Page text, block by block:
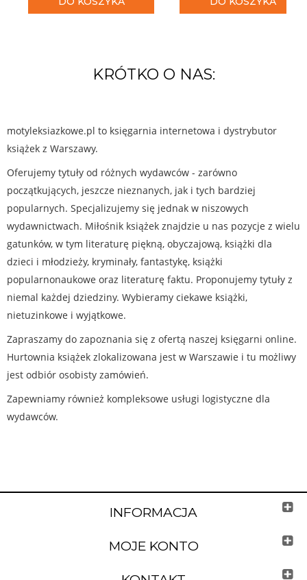
KRÓTKO O NAS:
motyleksiazkowe.pl to księgarnia internetowa i dystrybutor
książek z Warszawy.
Oferujemy tytuły od różnych wydawców - zarówno
początkujących, jeszcze nieznanych, jak i tych bardziej
popularnych. Specjalizujemy się jednak w niszowych
wydawnictwach. Miłośnik książek znajdzie u nas pozycje z wielu
gatunków, w tym literaturę piękną, obyczajową, książki dla
dzieci i młodzieży, kryminały, fantastykę, książki
popularnonaukowe oraz literaturę faktu. Proponujemy tytuły z
niemal każdej dziedziny. Wybieramy ciekawe książki,
nietuzinkowe i wyjątkowe.
Zapraszamy do zapoznania się z ofertą naszej księgarni online.
Hurtownia książek zlokalizowana jest w Warszawie i tu możliwy
jest odbiór osobisty zamówień.
Zapewniamy również kompleksowe usługi logistyczne dla
wydawców.
INFORMACJA
MOJE KONTO